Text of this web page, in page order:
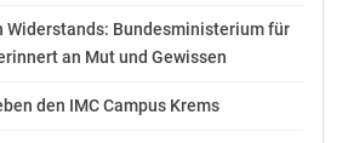
auf den Anhalteweg hat“, erklärt
der ÖAMTC
Widerstands: Bundesministerium für
an Mut und Gewissen
den IMC Campus Krems